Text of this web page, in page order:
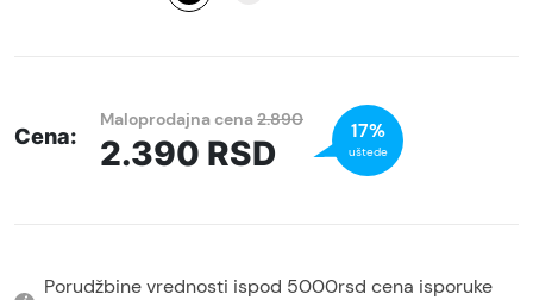
Cena:
Maloprodajna cena2.890
2.390 RSD
17%
uštede
Porudžbine vrednosti ispod 5000rsd cena isporuke